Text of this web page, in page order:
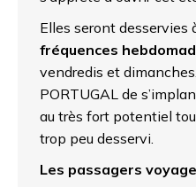
Elles seront desservies
fréquences
vendredis et
PORTUGAL de
au très fort potentiel
trop peu desservi.
Les passagers